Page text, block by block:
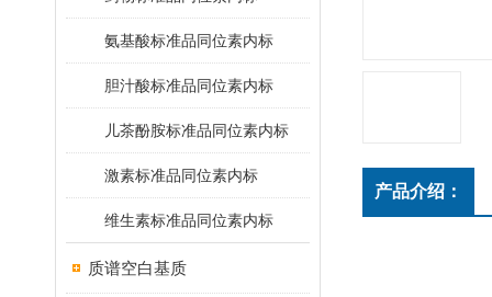
氨基酸标准品同位素内标
胆汁酸标准品同位素内标
儿茶酚胺标准品同位素内标
激素标准品同位素内标
维生素标准品同位素内标
质谱空白基质
产品介绍：